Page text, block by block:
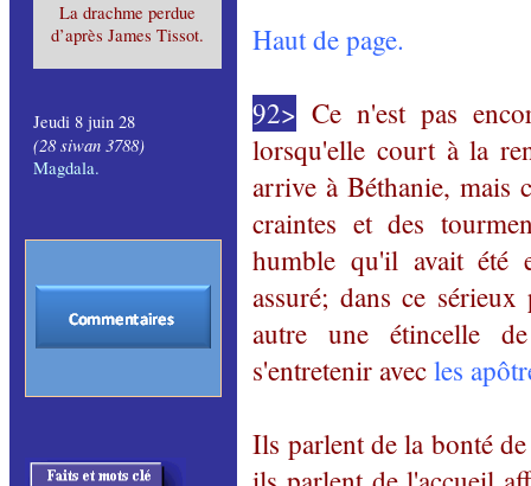
La drachme perdue
d’après James Tissot.
Jeudi 8 juin 28
(28siwan3788)
Magdala.
Haut de page.
92> Ce n'est pas
lorsqu'elle court à la
arrive à Béthanie, mais
craintes et des
humble qu'il avait été
assuré; dans ce
autre une étincelle
s'entretenir avecles
Ils parlent de la bonté